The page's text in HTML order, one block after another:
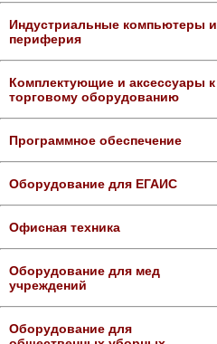
Индустриальные компьютеры и
периферия
Комплектующие и аксессуары к
торговому оборудованию
Программное обеспечение
Оборудование для ЕГАИС
Офисная техника
Оборудование для мед
учреждений
Оборудование для